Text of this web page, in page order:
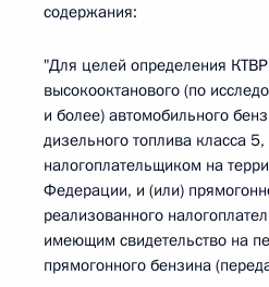
содержания:
"Для целей определения КТВР
высокооктанового (по
и более) автомобильного
дизельного топлива класса
налогоплательщиком на
Федерации, и (или)
реализованного
имеющим свидетельство на
прямогонного бензина